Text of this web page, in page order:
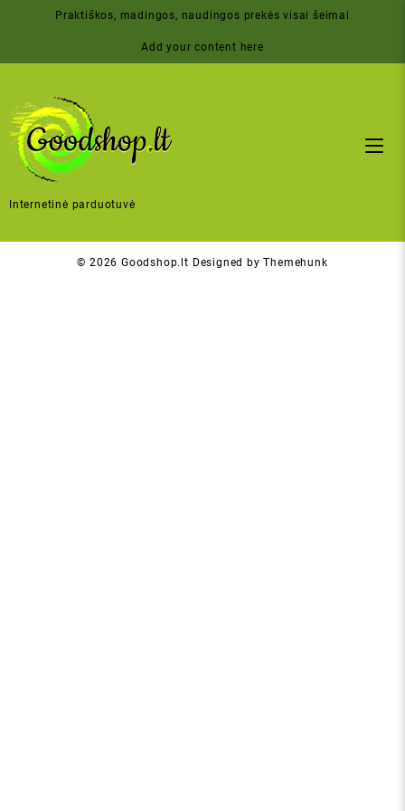
Praktiškos, madingos, naudingos prekės visai šeimai
Add your content here
Internetinė parduotuvė
© 2026Goodshop.lt Designed by Themehunk